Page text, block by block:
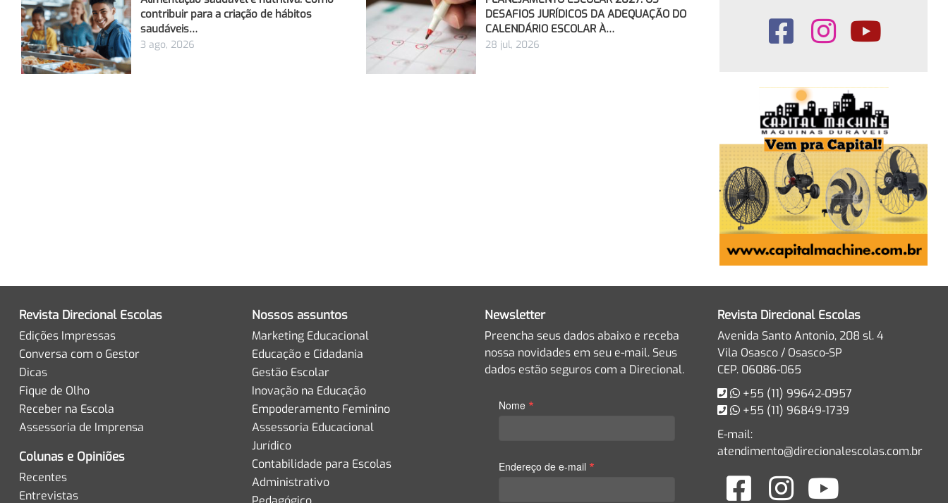
contribuir para a criação de hábitos
saudáveis…
3 ago, 2026
DESAFIOS JURÍDICOS DA ADEQUAÇÃO DO
CALENDÁRIO ESCOLAR À…
28 jul, 2026
Revista Direcional Escolas
Edições Impressas
Conversa com o Gestor
Dicas
Fique de Olho
Receber na Escola
Assessoria de Imprensa
Colunas e Opiniões
Recentes
Entrevistas
Nossos assuntos
Marketing Educacional
Educação e Cidadania
Gestão Escolar
Inovação na Educação
Empoderamento Feminino
Assessoria Educacional
Jurídico
Contabilidade para Escolas
Administrativo
Newsletter
Preencha seus dados abaixo e receba
nossa novidades em seu e-mail. Seus
dados estão seguros com a Direcional.
Nome *
Endereço de e-mail *
Revista Direcional Escolas
Avenida Santo Antonio, 208 sl. 4
Vila Osasco / Osasco-SP
CEP. 06086-065
+55 (11) 99642-0957
+55 (11) 96849-1739
E-mail:
atendimento@direcionalescolas.com.br